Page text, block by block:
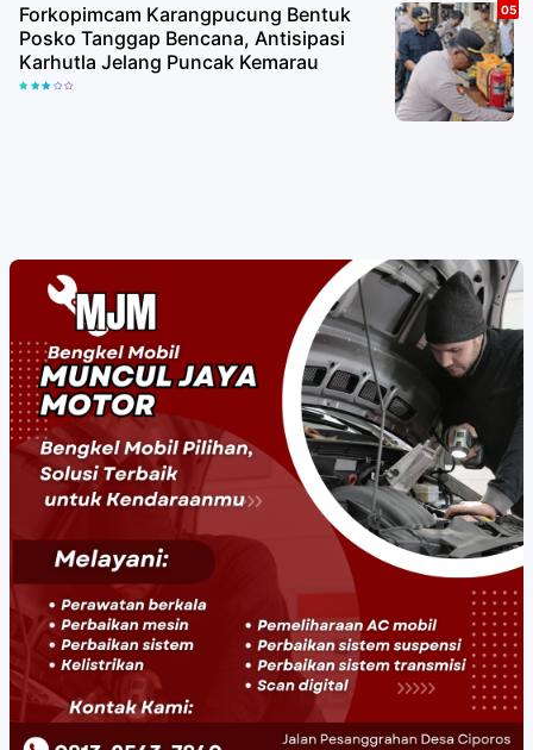
Forkopimcam Karangpucung Bentuk
Posko Tanggap Bencana, Antisipasi
Karhutla Jelang Puncak Kemarau